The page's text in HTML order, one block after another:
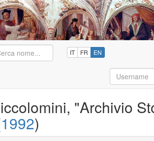
IT FR EN
Username
"Archivio
1992)